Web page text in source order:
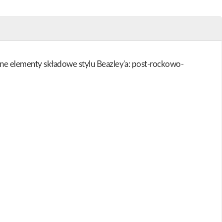
elementy składowe stylu Beazley'a: post-rockowo-